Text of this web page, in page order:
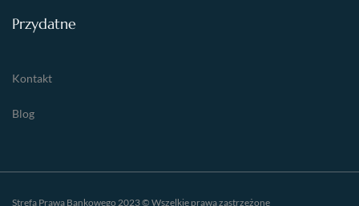
Przydatne
Kontakt
Blog
Strefa Prawa Bankowego 2023 © Wszelkie prawa zastrzeżone